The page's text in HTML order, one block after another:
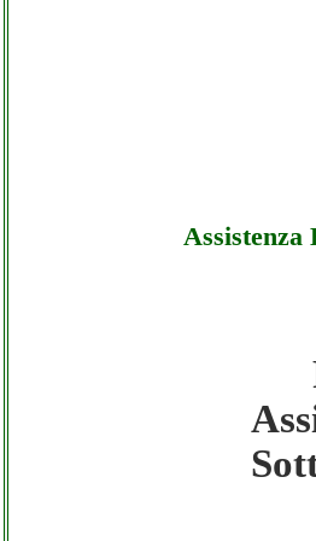
Assistenza
Fte - Assistenza
Fte - Assistenza